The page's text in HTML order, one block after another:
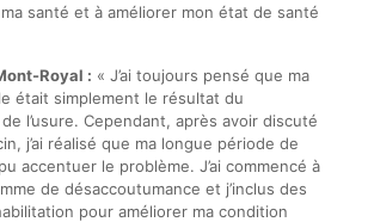
santé et à améliorer mon état de santé
Royal : « J’ai toujours pensé que ma
était simplement le résultat du
l’usure. Cependant, après avoir discuté
j’ai réalisé que ma longue période de
accentuer le problème. J’ai commencé à
de désaccoutumance et j’inclus des
pour améliorer ma condition